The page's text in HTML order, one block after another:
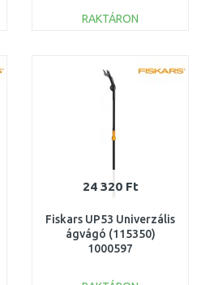
RAKTÁRON
Összehasonlítás
24 320 Ft
Fiskars UP53 Univerzális
ágvágó (115350)
1000597